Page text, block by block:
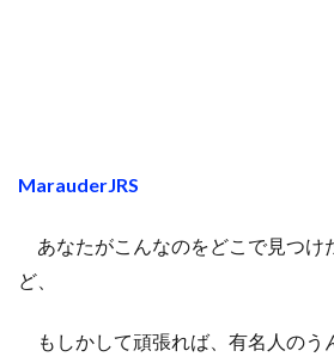
MarauderJRS
あなたがこんなのをどこで見つけ
ど、
もしかして頑張れば、有名人のう